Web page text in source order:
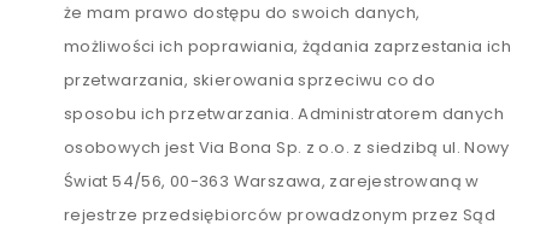
że mam prawo dostępu do swoich danych,
możliwości ich poprawiania, żądania zaprzestania ich
przetwarzania, skierowania sprzeciwu co do
sposobu ich przetwarzania. Administratorem danych
osobowych jest Via Bona Sp. z o.o. z siedzibą ul. Nowy
Świat 54/56, 00-363 Warszawa, zarejestrowaną w
rejestrze przedsiębiorców prowadzonym przez Sąd